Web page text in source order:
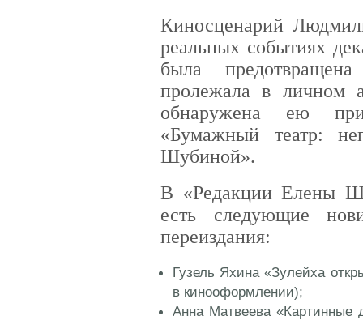
Киносценарий
реальных событиях
была
пролежала в личном
обнаружена ею
«Бумажный театр:
Шубиной».
В «Редакции Елены
есть следующие
переиздания:
Гузель Яхина «Зулейха
в кинооформлении);
Анна Матвеева